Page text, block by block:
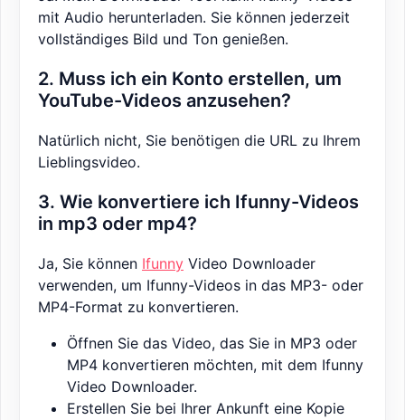
mit Audio herunterladen. Sie können jederzeit
vollständiges Bild und Ton genießen.
2. Muss ich ein Konto erstellen, um
YouTube-Videos anzusehen?
Natürlich nicht, Sie benötigen die URL zu Ihrem
Lieblingsvideo.
3. Wie konvertiere ich Ifunny-Videos
in mp3 oder mp4?
Ja, Sie können Ifunny Video Downloader
verwenden, um Ifunny-Videos in das MP3- oder
MP4-Format zu konvertieren.
Öffnen Sie das Video, das Sie in MP3 oder
MP4 konvertieren möchten, mit dem Ifunny
Video Downloader.
Erstellen Sie bei Ihrer Ankunft eine Kopie